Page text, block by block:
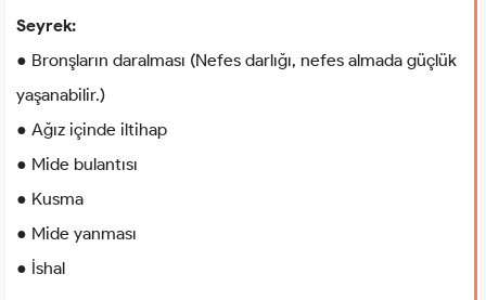
Seyrek:
● Bronşların daralması (Nefes darlığı, nefes almada güçlük
yaşanabilir.)
● Ağız içinde iltihap
● Mide bulantısı
● Kusma
● Mide yanması
● İshal